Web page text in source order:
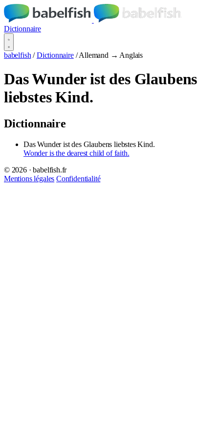
Dictionnaire
babelfish / Dictionnaire / Allemand → Anglais
Das Wunder ist des Glaubens
liebstes Kind.
Dictionnaire
Das Wunder ist des Glaubens liebstes Kind.
Wonder is the dearest child of faith.
© 2026 · babelfish.fr
Mentions légales Confidentialité